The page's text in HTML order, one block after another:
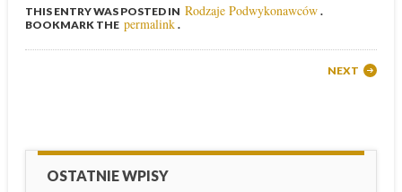
THIS ENTRY WAS POSTED IN Rodzaje Podwykonawców .
BOOKMARK THE permalink .
Post navigation NEXT
OSTATNIE WPISY